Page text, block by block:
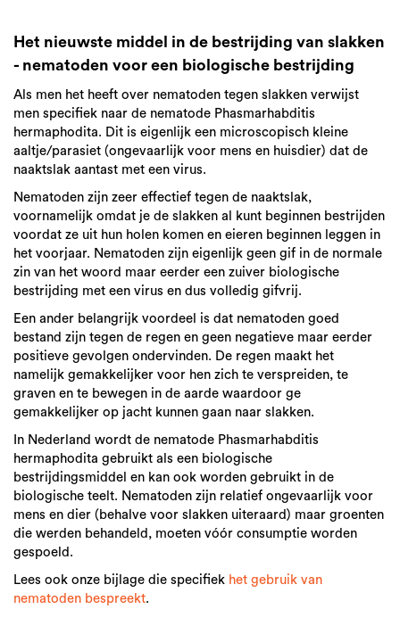
Het nieuwste middel in de bestrijding van slakken
- nematoden voor een biologische bestrijding
Als men het heeft over nematoden tegen slakken verwijst
men specifiek naar de nematode Phasmarhabditis
hermaphodita. Dit is eigenlijk een microscopisch kleine
aaltje/parasiet (ongevaarlijk voor mens en huisdier) dat de
naaktslak aantast met een virus.
Nematoden zijn zeer effectief tegen de naaktslak,
voornamelijk omdat je de slakken al kunt beginnen bestrijden
voordat ze uit hun holen komen en eieren beginnen leggen in
het voorjaar. Nematoden zijn eigenlijk geen gif in de normale
zin van het woord maar eerder een zuiver biologische
bestrijding met een virus en dus volledig gifvrij.
Een ander belangrijk voordeel is dat nematoden goed
bestand zijn tegen de regen en geen negatieve maar eerder
positieve gevolgen ondervinden. De regen maakt het
namelijk gemakkelijker voor hen zich te verspreiden, te
graven en te bewegen in de aarde waardoor ge
gemakkelijker op jacht kunnen gaan naar slakken.
In Nederland wordt de nematode Phasmarhabditis
hermaphodita gebruikt als een biologische
bestrijdingsmiddel en kan ook worden gebruikt in de
biologische teelt. Nematoden zijn relatief ongevaarlijk voor
mens en dier (behalve voor slakken uiteraard) maar groenten
die werden behandeld, moeten vóór consumptie worden
gespoeld.
Lees ook onze bijlage die specifiek het gebruik van
nematoden bespreekt.